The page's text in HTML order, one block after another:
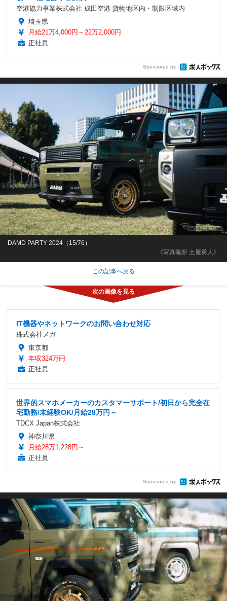
空港協力事業株式会社 成田空港 貨物地区内・制限区域内
埼玉県
月給21万4,000円～22万2,000円
正社員
Sponsored by
《写真撮影 土屋勇人》
DAMD PARTY 2024（15/76）
この記事へ戻る
IT機器やネットワークのお問い合わせ対応
株式会社メガ
東京都
年収324万円
正社員
世界的スマホメーカーのカスタマーサポート/初日から完全在
宅勤務/未経験OK/月給28万円～
TDCX Japan株式会社
神奈川県
月給28万1,228円～
正社員
Sponsored by